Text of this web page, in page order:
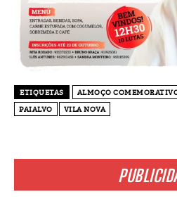
ETIQUETAS ALMOÇO
PAIALVO
VILA NOVA